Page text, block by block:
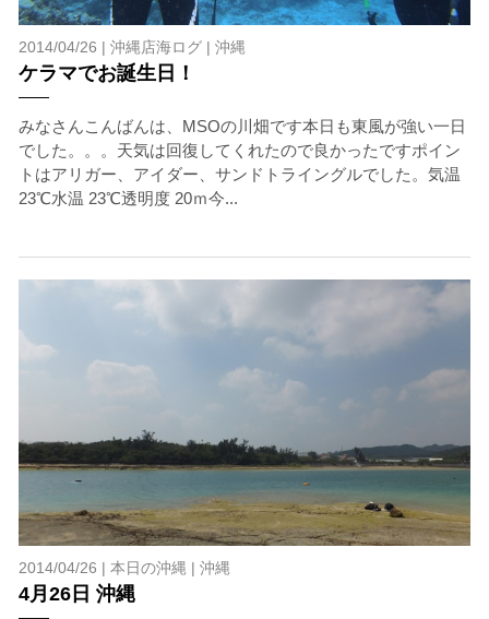
2014/04/26 | 沖縄店海ログ| 沖縄
ケラマでお誕生日！
みなさんこんばんは、MSOの川畑です本日も東風が強い一日
でした。。。天気は回復してくれたので良かったですポイン
トはアリガー、アイダー、サンドトライングルでした。気温
23℃水温 23℃透明度 20ｍ今...
2014/04/26 | 本日の沖縄 | 沖縄
4月26日 沖縄
す。そして、これらを要因として傷害や損害が発生する場
合があります。またホエールスイムでは、これら以外にも
想定できないトラブルが発生する可能性があります。
参加者はこれらのリスクを理解し、傷害や損害につながっ
た場合、またはその他いかなる理由があっても、当ツアー
開催主催者とガイド、船舶の保有者及び船長に対して損害
賠償を請求しません。
上記承諾ください。